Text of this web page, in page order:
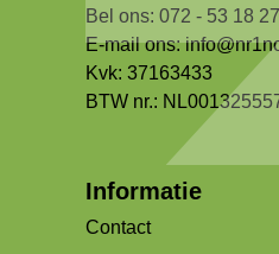
Bel ons: 072 - 53 18
E-mail ons:
Kvk: 37163433
BTW nr.:
Informatie
Contact